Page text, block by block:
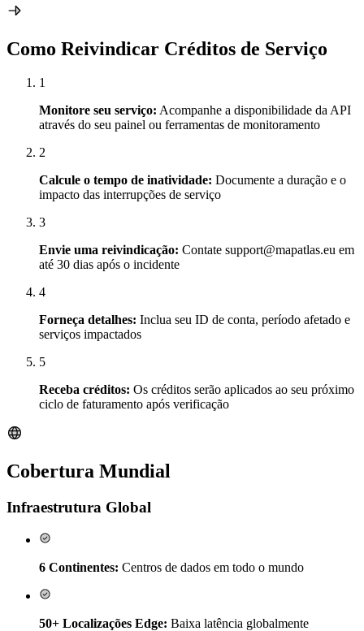
Como Reivindicar Créditos de Serviço
1
Monitore seu serviço: Acompanhe a disponibilidade da API
através do seu painel ou ferramentas de monitoramento
2
Calcule o tempo de inatividade: Documente a duração e o
impacto das interrupções de serviço
3
Envie uma reivindicação: Contate support@mapatlas.eu em
até 30 dias após o incidente
4
Forneça detalhes: Inclua seu ID de conta, período afetado e
serviços impactados
5
Receba créditos: Os créditos serão aplicados ao seu próximo
ciclo de faturamento após verificação
Cobertura Mundial
Infraestrutura Global
6 Continentes: Centros de dados em todo o mundo
50+ Localizações Edge: Baixa latência globalmente